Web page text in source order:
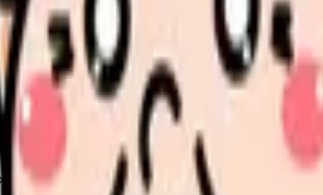
ポイント
】看護師の業務負担とストレス対策完全ガイド